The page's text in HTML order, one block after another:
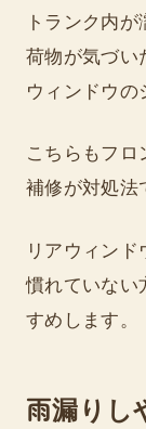
トランク内
荷物が気づい
ウィンドウの
こちらもフロ
補修が対処法
リアウィンド
慣れていない
すめします。
雨漏りし